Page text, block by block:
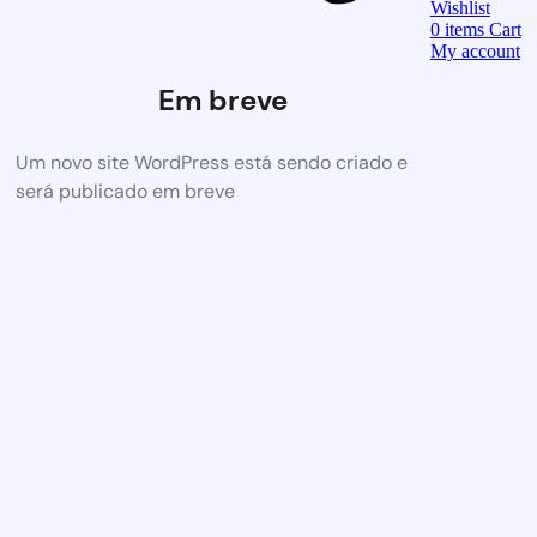
Em breve
Um novo site WordPress está sendo criado e
será publicado em breve
Wishlist
0 items Cart
My account